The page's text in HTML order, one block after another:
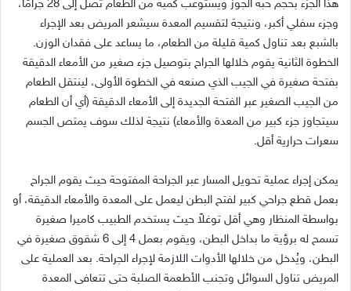
هذا الجزء بحجم حبة الجوز ويستوعب كمية من الطعام تصل إلى
جرامًا،
وجزء سفلي أكبر، ونتيجة لتقسيم المعدة سيشعر المريض بعد الإجراء
بالشبع بعد تناول كمية قليلة من الطعام، ما يساعد على فقدان الوزن.
الخطوة الثانية يقوم خلالها الجراح بتوصيل جزء صغير من الأمعاء الدقيقة
بفتحة صغيرة في الجيب الذي صنعه في الخطوة الأولى، لينتقل الطعام
من الجيب الصغير عبر الفتحة الجديدة إلى الأمعاء الدقيقة (أي أن الطعام
سيتجاوز جزء كبير من المعدة والأمعاء) نتيجة لذلك سوف يمتص الجسم
سعرات حرارية أقل.
يمكن إجراء عملية تحويل المسار عبر الجراحة المفتوحة حيث يقوم الجراح
بعمل قطع جراحي كبير لفتح البطن ليعمل على المعدة والأمعاء الدقيقة، أو
بواسطة المنظار وهي أقل توغلاً حيث يستخدم الطبيب كاميرا صغيرة
تسمح له برؤية ما بداخل البطن، ويقوم بعمل
إلى
شقوق صغيرة في
البطن، ويُدخل من خلالها الأدوات اللازمة لإجراء الجراحة. بعد العملية على
المريض تناول السوائل وتجنب الأطعمة الصلبة حتى تتعافى المعدة